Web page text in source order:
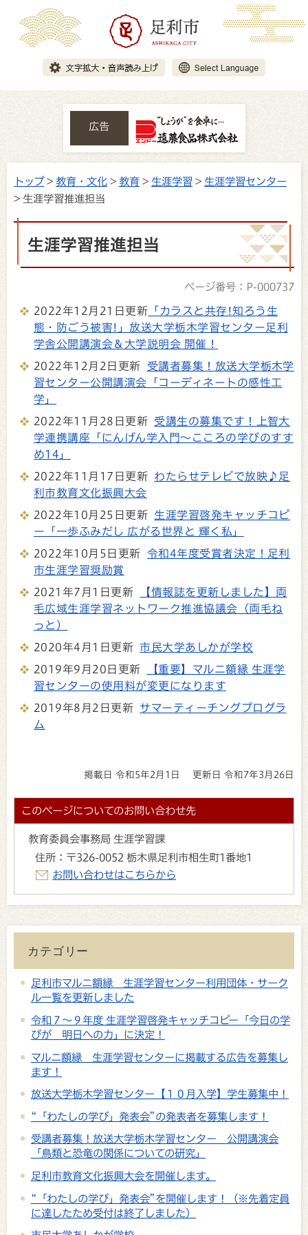
広告
トップ> 教育・文化 > 教育 > 生涯学習 > 生涯学習センター
> 生涯学習推進担当
生涯学習推進担当
ページ番号：P-000737
2022年12月21日更新 「カラスと共存!知ろう生
態・防ごう被害!」放送大学栃木学習センター足利
学舎公開講演会＆大学説明会 開催！
2022年12月2日更新 受講者募集！放送大学栃木学
習センター公開講演会「コーディネートの感性工
学」
2022年11月28日更新 受講生の募集です！上智大
学連携講座「にんげん学入門～こころの学びのすす
め14」
2022年11月17日更新 わたらせテレビで放映♪足
利市教育文化振興大会
2022年10月25日更新 生涯学習啓発キャッチコピ
ー「一歩ふみだし 広がる世界と 輝く私」
2022年10月5日更新 令和4年度受賞者決定！足利
市生涯学習奨励賞
2021年7月1日更新
【情報誌を更新しました】両
毛広域生涯学習ネットワーク推進協議会（両毛ね
っと）
2020年4月1日更新 市民大学あしかが学校
2019年9月20日更新
【重要】マルニ額縁 生涯学
習センターの使用料が変更になります
2019年8月2日更新 サマーティーチングプログラ
ム
掲載日 令和5年2月1日 更新日 令和7年3月26日
このページについてのお問い合わせ先
教育委員会事務局 生涯学習課
住所： 〒326-0052 栃木県足利市相生町1番地1
お問い合わせはこちらから
カテゴリー
足利市マルニ額縁 生涯学習センター利用団体・サーク
ル一覧を更新しました
令和７～９年度 生涯学習啓発キャッチコピー「今日の学
びが 明日への力」に決定！
マルニ額縁 生涯学習センターに掲載する広告を募集し
ます！
放送大学栃木学習センター【１０月入学】学生募集中！
“「わたしの学び」発表会”の発表者を募集します！
受講者募集！放送大学栃木学習センター 公開講演会
「鳥類と恐竜の関係についての研究」
足利市教育文化振興大会を開催します。
“「わたしの学び」発表会”を開催します！（※先着定員
に達したため受付は終了しました）